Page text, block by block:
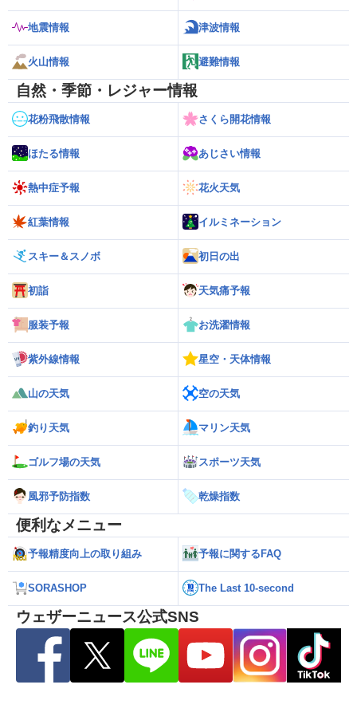
地震情報 津波情報
火山情報 避難情報
自然・季節・レジャー情報
花粉飛散情報 さくら開花情報
ほたる情報 あじさい情報
熱中症予報 花火天気
紅葉情報 イルミネーション
スキー＆スノボ 初日の出
初詣 天気痛予報
服装予報 お洗濯情報
紫外線情報 星空・天体情報
山の天気 空の天気
釣り天気 マリン天気
ゴルフ場の天気 スポーツ天気
風邪予防指数 乾燥指数
便利なメニュー
予報精度向上の取り組み 予報に関するFAQ
SORASHOP The Last 10-second
ウェザーニュース公式SNS